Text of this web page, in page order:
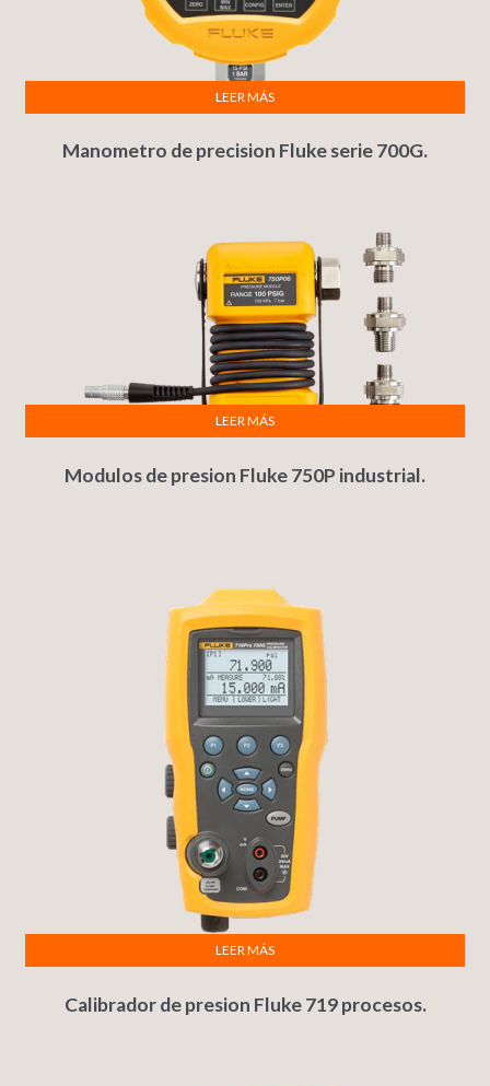
Manometro de precision Fluke serie 700G.
LEER MÁS
Modulos de presion Fluke 750P industrial.
LEER MÁS
Calibrador de presion Fluke 719 procesos.
LEER MÁS